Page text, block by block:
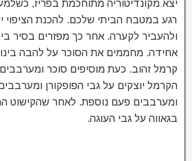
יצא מקונדיטוריה מתוחכמת בפריז,
רגע במטבח הביתי שלכם. להכנת הציפוי
ולהעביר לקערה. אחר כך מפזרים בסיר
אחידה. מחממים את הסוכר על להבה
קרמל זהוב. כעת מוסיפים סוכר
הקרמל יוצקים על גבי הפופקורן
ומערבבים פעם נוספת. לאחר שהקישוט
בגאווה על גבי העוגה.